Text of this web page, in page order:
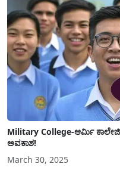
Military College-ಆರ್ಮಿ
ಅವಕಾಶ!
March 30, 2025